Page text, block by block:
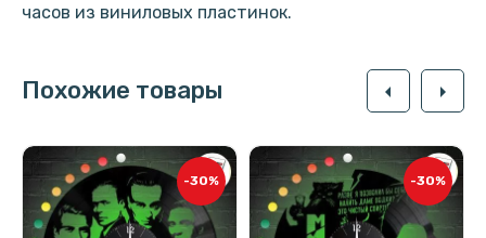
часов из виниловых пластинок.
Похожие товары arrow_left arrow_right
-30% -30%